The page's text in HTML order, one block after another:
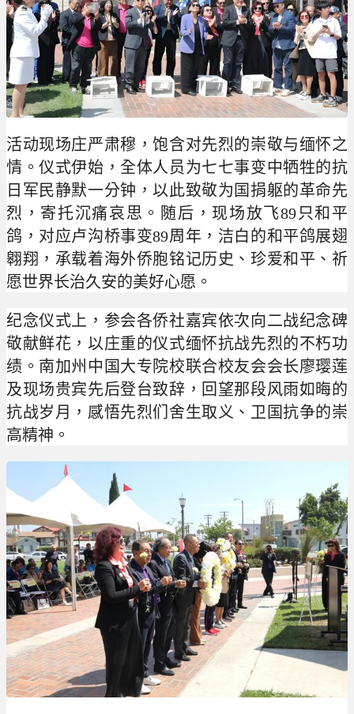
活动现场庄严肃穆，饱含对先烈的崇敬与缅怀之
情。仪式伊始，全体人员为七七事变中牺牲的抗
日军民静默一分钟，以此致敬为国捐躯的革命先
烈，寄托沉痛哀思。随后，现场放飞89只和平
鸽，对应卢沟桥事变89周年，洁白的和平鸽展翅
翱翔，承载着海外侨胞铭记历史、珍爱和平、祈
愿世界长治久安的美好心愿。
纪念仪式上，参会各侨社嘉宾依次向二战纪念碑
敬献鲜花，以庄重的仪式缅怀抗战先烈的不朽功
绩。南加州中国大专院校联合校友会会长廖璎莲
及现场贵宾先后登台致辞，回望那段风雨如晦的
抗战岁月，感悟先烈们舍生取义、卫国抗争的崇
高精神。